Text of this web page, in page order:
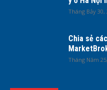
Tháng Bảy 30,
Chia sẻ
Tháng Năm